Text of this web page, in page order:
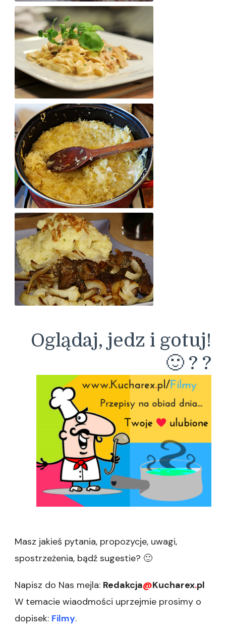
Kurczak w sezamie 🙂
Makaron de la Finezja 🙂
Bigos po Staropolsku 🙂
Oglądaj, jedz i gotuj!
🙂 ? ?
Masz jakieś pytania, propozycje, uwagi,
spostrzeżenia, bądź sugestie? 🙂
Napisz do Nas mejla: Redakcja@Kucharex.pl
W temacie wiaodmości uprzejmie prosimy o
dopisek: Filmy.